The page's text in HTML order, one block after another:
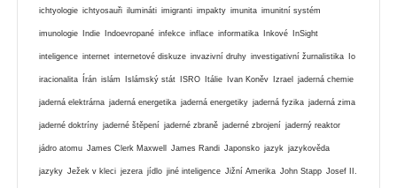
ichtyologie ichtyosauři ilumináti imigranti impakty imunita imunitní systém
imunologie Indie Indoevropané infekce inflace informatika Inkové InSight
inteligence internet internetové diskuze invazivní druhy investigativní žurnalistika Io
iracionalita Írán islám Islámský stát ISRO Itálie Ivan Koněv Izrael jaderná chemie
jaderná elektrárna jaderná energetika jaderná energetiky jaderná fyzika jaderná zima
jaderné doktríny jaderné štěpení jaderné zbraně jaderné zbrojení jaderný reaktor
jádro atomu James Clerk Maxwell James Randi Japonsko jazyk jazykověda
jazyky Ježek v kleci jezera jídlo jiné inteligence Jižní Amerika John Stapp Josef II.